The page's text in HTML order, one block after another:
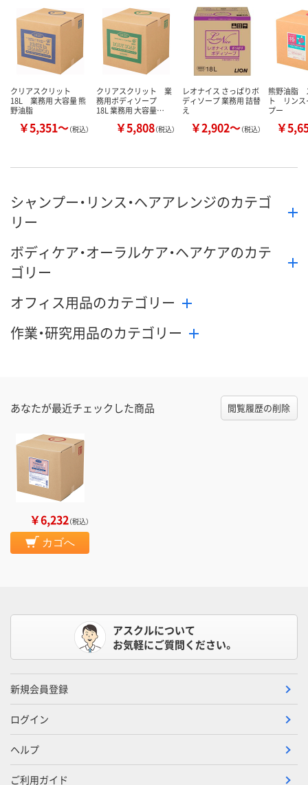
クリアスクリット
18L 業務用 大容量 熊
野油脂
￥5,351～（税込）
クリアスクリット 業
務用ボディソープ
18L 業務用 大容量…
￥5,808（税込）
レオナイス さっぱりボ
ディソープ 業務用 詰替
え
￥2,902～（税込）
熊野油脂
ト リンス
プー
￥
シャンプー・リンス・ヘアアレンジのカテゴ
リー
ボディケア・オーラルケア・ヘアケアのカテ
ゴリー
オフィス用品のカテゴリー
作業・研究用品のカテゴリー
あなたが最近チェックした商品 閲覧履歴の削除
￥6,232（税込）
カゴへ
アスクルについて
お気軽にご質問ください。
新規会員登録
ログイン
ヘルプ
ご利用ガイド